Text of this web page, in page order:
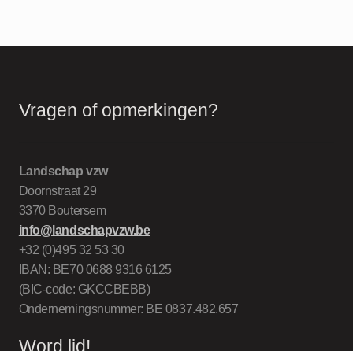
Vragen of opmerkingen?
Landschap vzw
Doornstraat 29
3370 Boutersem
info@landschapvzw.be
+32 (0)495 32 53 30
IBAN: BE70 0688 9316 6125
(BIC-code: GKCCBEBB)
Ondernemingsnummer: BE 0837.482.657
Word lid!